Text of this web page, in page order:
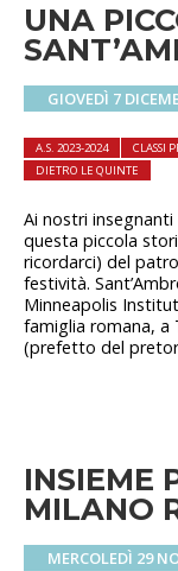
UNA
GIOVEDÌ 7
A.S. 2023-2024 CLASSI
DIETRO LE QUINTE
Ai nostri
questa piccola
ricordarci) del
festività.
Minneapolis
famiglia romana, a
(prefetto del
INSIEME
MILANO
MERCOLEDÌ 29